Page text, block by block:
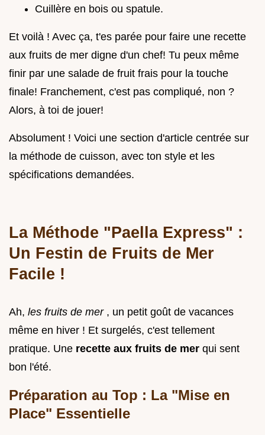
Cuillère en bois ou spatule.
Et voilà ! Avec ça, t'es parée pour faire une recette
aux fruits de mer digne d'un chef! Tu peux même
finir par une salade de fruit frais pour la touche
finale! Franchement, c'est pas compliqué, non ?
Alors, à toi de jouer!
Absolument ! Voici une section d'article centrée sur
la méthode de cuisson, avec ton style et les
spécifications demandées.
La Méthode "Paella Express" :
Un Festin de Fruits de Mer
Facile !
Ah, les fruits de mer , un petit goût de vacances
même en hiver ! Et surgelés, c'est tellement
pratique. Une recette aux fruits de mer qui sent
bon l'été.
Préparation au Top : La "Mise en
Place" Essentielle